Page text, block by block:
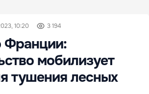
10:20 3 194
Франции:
мобилизует
тушения лесных